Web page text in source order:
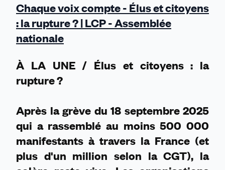
Chaque voix compte - Élus et citoyens
: la rupture ? | LCP - Assemblée
nationale
À LA UNE / Élus et citoyens : la
rupture ?
Après la grève du 18 septembre 2025
qui a rassemblé au moins 500 000
manifestants à travers la France (et
plus d'un million selon la CGT), la